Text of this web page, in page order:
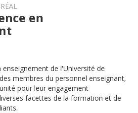
en
enseignement de l'Université de
membres du personnel enseignant,
pour leur engagement
facettes de la formation et de